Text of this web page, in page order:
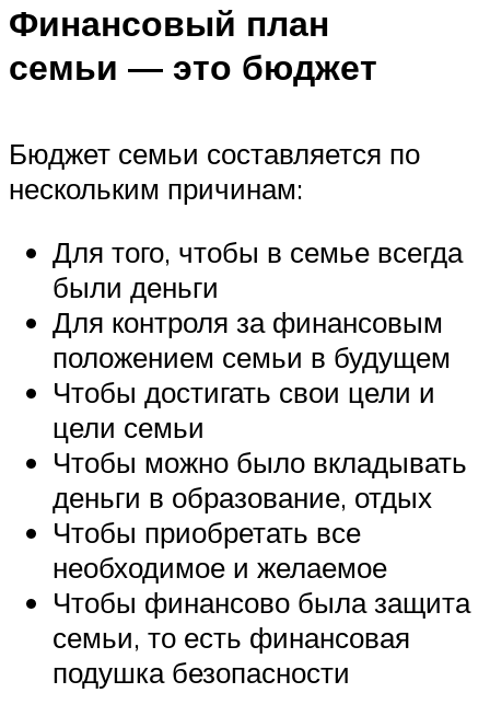
Финансовый план
семьи — это бюджет
Бюджет семьи составляется по
нескольким причинам:
Для того, чтобы в семье всегда
были деньги
Для контроля за финансовым
положением семьи в будущем
Чтобы достигать свои цели и
цели семьи
Чтобы можно было вкладывать
деньги в образование, отдых
Чтобы приобретать все
необходимое и желаемое
Чтобы финансово была защита
семьи, то есть финансовая
подушка безопасности